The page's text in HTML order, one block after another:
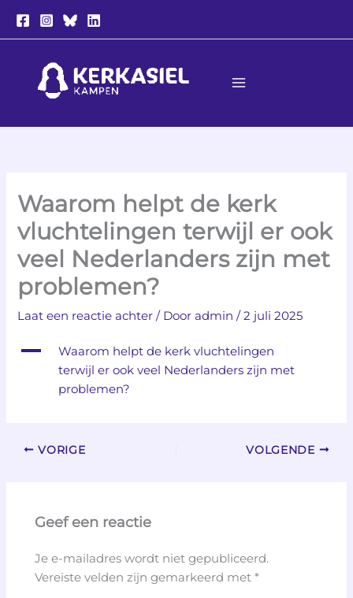
naar
Waarom helpt de kerk
vluchtelingen terwijl er ook
veel Nederlanders zijn met
problemen?
Laat een reactie achter / Dooradmin/2 juli 2025
A
Waarom helpt de kerk vluchtelingen
terwijl er ook veel Nederlanders zijn met
problemen?
VORIGE VOLGENDE
Geef een reactie
Je e-mailadres wordt niet gepubliceerd.
Vereiste velden zijn gemarkeerd met*